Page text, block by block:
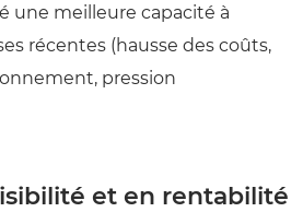
une meilleure capacité à
récentes (hausse des coûts,
pression
et en rentabilité